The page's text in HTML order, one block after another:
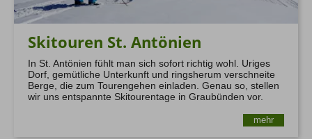
Skitouren St. Antönien
In St. Antönien fühlt man sich sofort richtig wohl. Uriges
Dorf, gemütliche Unterkunft und ringsherum verschneite
Berge, die zum Tourengehen einladen. Genau so, stellen
wir uns entspannte Skitourentage in Graubünden vor.
mehr